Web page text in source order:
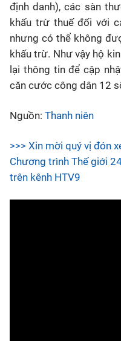
định danh), các sàn
khấu trừ thuế đối với
nhưng có thể không
khấu trừ. Như vậy hộ
lại thông tin để cập
căn cước công dân 12
Nguồn: Thanh niên
>>> Xin mời quý vị đón
Chương trình Thế giới
trên kênh HTV9